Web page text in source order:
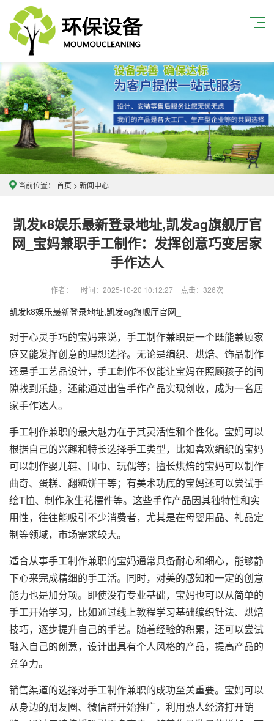
当前位置： 首页 > 新闻中心
凯发k8娱乐最新登录地址,凯发ag旗舰厅官
网_宝妈兼职手工制作：发挥创意巧变居家
手作达人
作者： 时间：2025-10-20 10:12:27 点击： 326次
凯发k8娱乐最新登录地址,凯发ag旗舰厅官网_
对于心灵手巧的宝妈来说，手工制作兼职是一个既能兼顾家
庭又能发挥创意的理想选择。无论是编织、烘焙、饰品制作
还是手工艺品设计，手工制作不仅能让宝妈在照顾孩子的间
隙找到乐趣，还能通过出售手作产品实现创收，成为一名居
家手作达人。
手工制作兼职的最大魅力在于其灵活性和个性化。宝妈可以
根据自己的兴趣和特长选择手工类型，比如喜欢编织的宝妈
可以制作婴儿鞋、围巾、玩偶等；擅长烘焙的宝妈可以制作
曲奇、蛋糕、翻糖饼干等；有美术功底的宝妈还可以尝试手
绘T恤、制作永生花摆件等。这些手作产品因其独特性和实
用性，往往能吸引不少消费者，尤其是在母婴用品、礼品定
制等领域，市场需求较大。
适合从事手工制作兼职的宝妈通常具备耐心和细心，能够静
下心来完成精细的手工活。同时，对美的感知和一定的创意
能力也是加分项。即使没有专业基础，宝妈也可以从简单的
手工开始学习，比如通过线上教程学习基础编织针法、烘焙
技巧，逐步提升自己的手艺。随着经验的积累，还可以尝试
融入自己的创意，设计出具有个人风格的产品，提高产品的
竞争力。
销售渠道的选择对手工制作兼职的成功至关重要。宝妈可以
从身边的朋友圈、微信群开始推广，利用熟人经济打开销